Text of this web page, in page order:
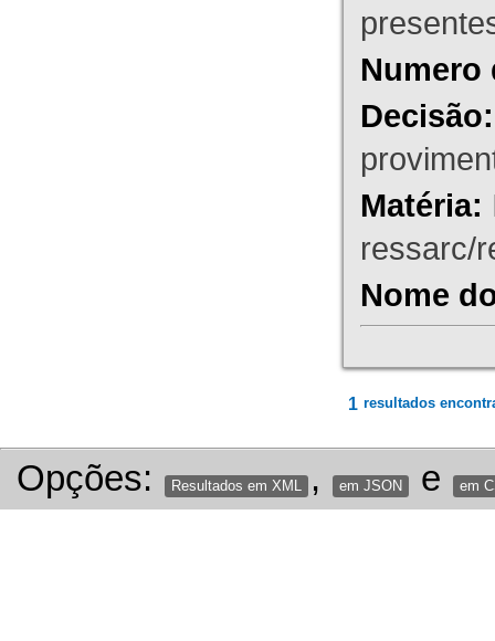
Numero
Decisão:
Matéria:
ressarc/
Nome
1 resultados
Opções: Resultados em XML , em JSON e em